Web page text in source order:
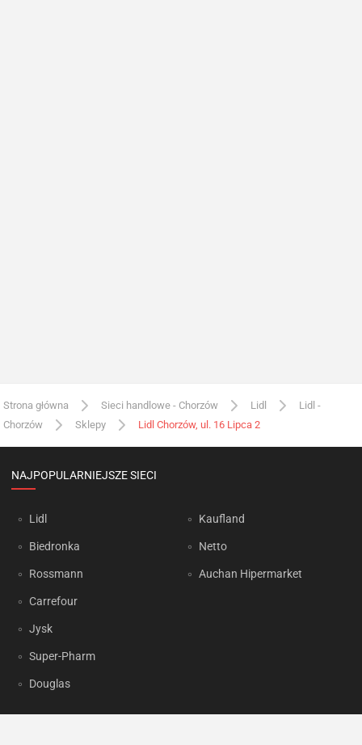
Strona główna Sieci handlowe - Chorzów Lidl
Lidl -
Chorzów
Sklepy Lidl Chorzów, ul. 16 Lipca 2
NAJPOPULARNIEJSZE SIECI
Lidl
Biedronka
Rossmann
Carrefour
Jysk
Super-Pharm
Douglas
Kaufland
Netto
Auchan Hipermarket